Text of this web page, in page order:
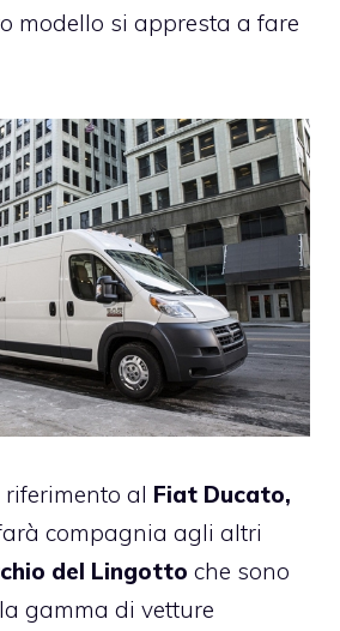
modello si appresta a fare
al Fiat Ducato,
compagnia agli altri
del Lingotto che sono
gamma di vetture